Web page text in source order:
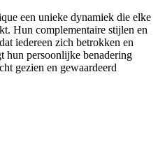
een unieke dynamiek die elke
Hun complementaire stijlen en
iedereen zich betrokken en
hun persoonlijke benadering
gezien en gewaardeerd